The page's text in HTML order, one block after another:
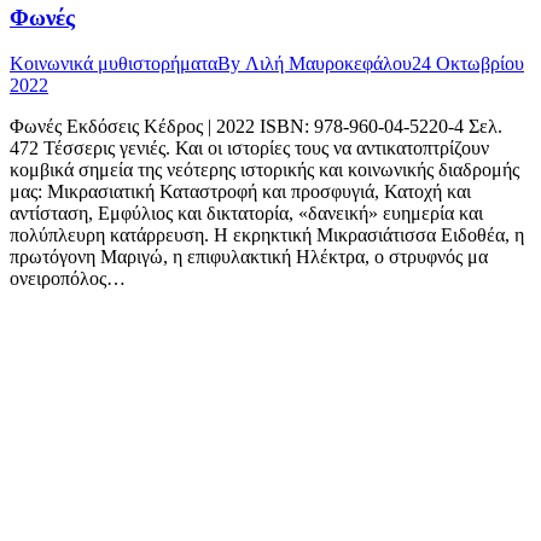
Φωνές
Κοινωνικά μυθιστορήματαBy Λιλή Μαυροκεφάλου24 Οκτωβρίου
2022
Φωνές Εκδόσεις Κέδρος | 2022 ISBN: 978-960-04-5220-4 Σελ.
472 Τέσσερις γενιές. Και οι ιστορίες τους να αντικατοπτρίζουν
κομβικά σημεία της νεότερης ιστορικής και κοινωνικής διαδρομής
μας: Μικρασιατική Καταστροφή και προσφυγιά, Κατοχή και
αντίσταση, Εμφύλιος και δικτατορία, «δανεική» ευημερία και
πολύπλευρη κατάρρευση. Η εκρηκτική Mικρασιάτισσα Ειδοθέα, η
πρωτόγονη Μαριγώ, η επιφυλακτική Ηλέκτρα, ο στρυφνός μα
ονειροπόλος…